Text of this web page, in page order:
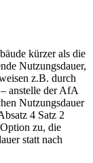
kürzer als die
Nutzungsdauer,
z.B. durch
anstelle der AfA
Nutzungsdauer
4 Satz 2
zu, die
statt nach